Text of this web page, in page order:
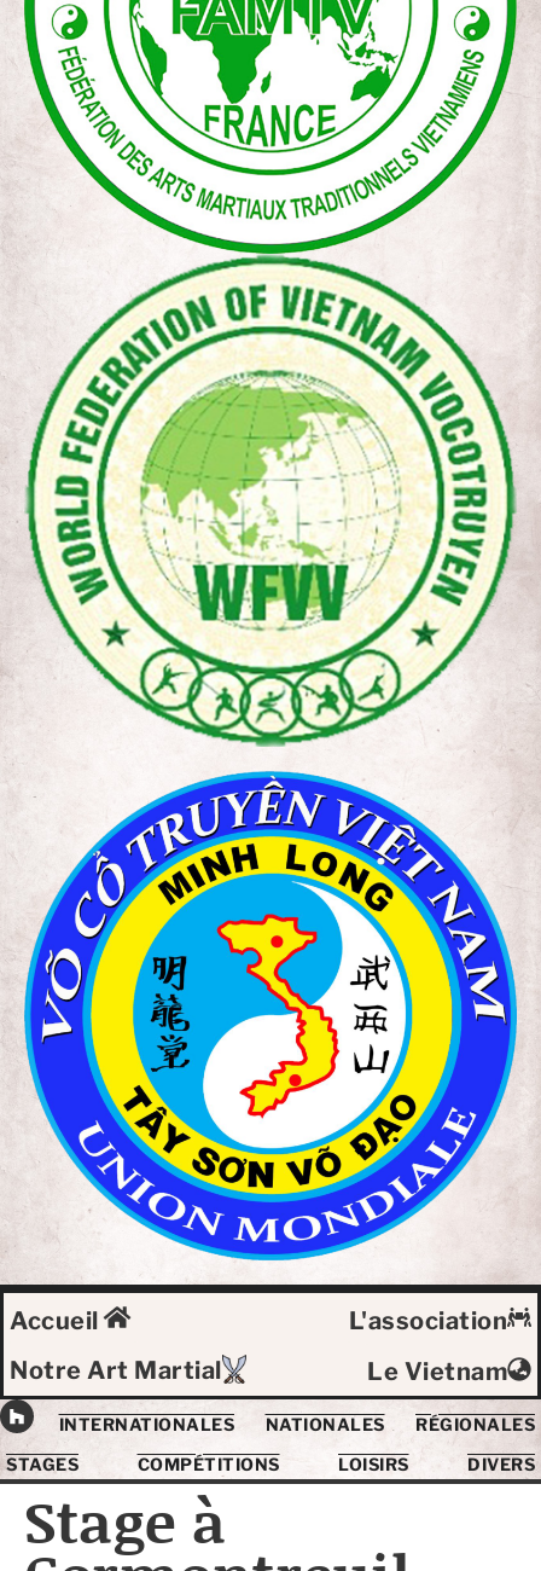
Accueil
L'association
Notre Art Martial
Le Vietnam
INTERNATIONALES NATIONALES
RÉGIONALES
STAGES
COMPÉTITIONS LOISIRS DIVERS
Stage à